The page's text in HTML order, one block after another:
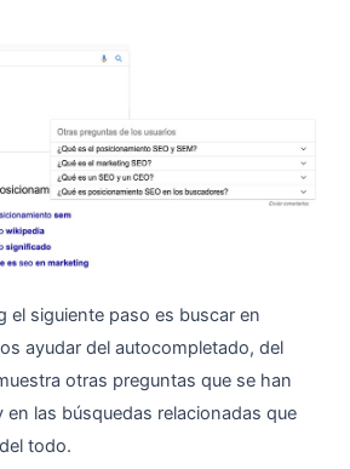
el siguiente paso es buscar en
ayudar del autocompletado, del
otras preguntas que se han
en las búsquedas relacionadas que
todo.